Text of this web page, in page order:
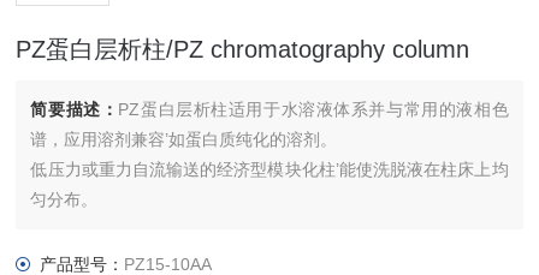
PZ蛋白层析柱/PZ chromatography column
简要描述： PZ蛋白层析柱适用于水溶液体系并与常用的液相色
谱，应用溶剂兼容’如蛋白质纯化的溶剂。
低压力或重力自流输送的经济型模块化柱’能使洗脱液在柱床上均
匀分布。
向压缩）。
产品型号： PZ15-10AA